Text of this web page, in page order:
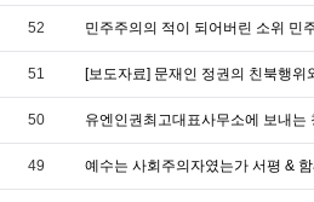
52 민주주의의 적이 되어버린 소위 민
51 [보도자료] 문재인 정권의 친북행위
50 유엔인권최고대표사무소에 보내는
49 예수는 사회주의자였는가 서평 &